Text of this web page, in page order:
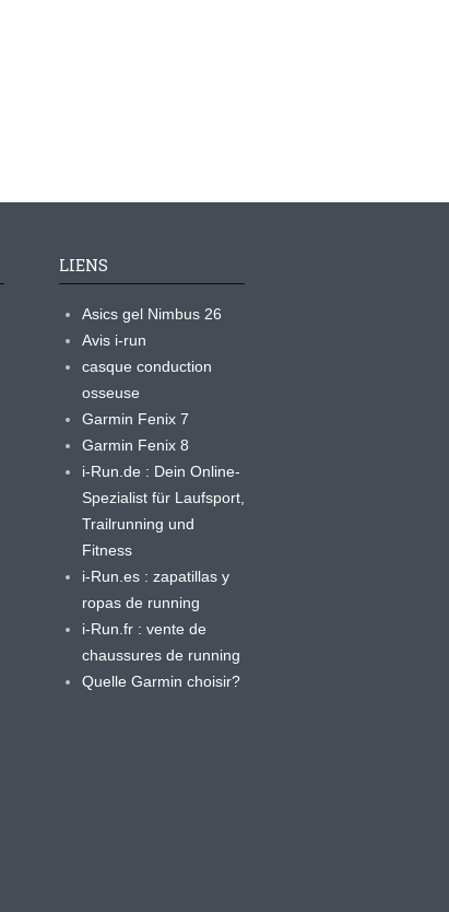
LIENS
Asics gel Nimbus 26
Avis i-run
casque conduction
osseuse
Garmin Fenix 7
Garmin Fenix 8
i-Run.de : Dein Online-
Spezialist für Laufsport,
Trailrunning und
Fitness
i-Run.es : zapatillas y
ropas de running
i-Run.fr : vente de
chaussures de running
Quelle Garmin choisir?